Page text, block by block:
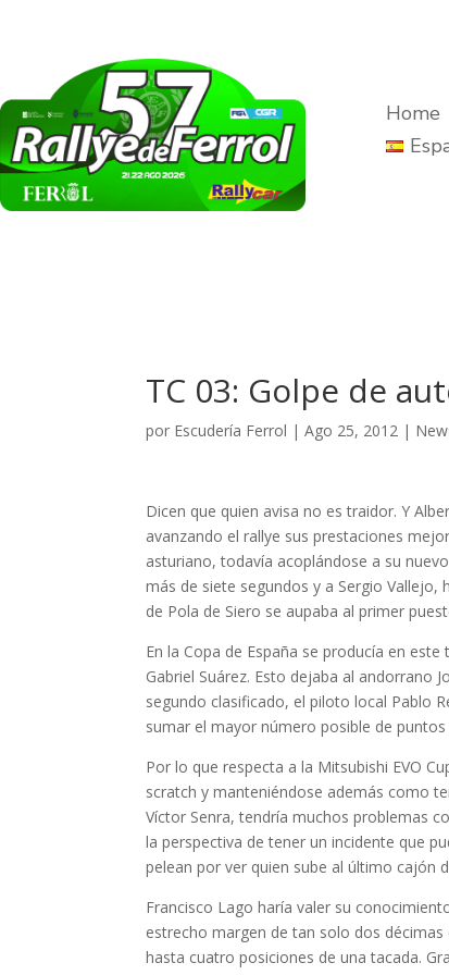
Home
TC 03: Golpe de
por Escudería Ferrol |Ago 25, 2012 |
Dicen que quien avisa no es traidor. Y
avanzando el rallye sus prestaciones
asturiano, todavía acoplándose a su
más de siete segundos y a Sergio
de Pola de Siero se aupaba al primer
En la Copa de España se producía en
Gabriel Suárez. Esto dejaba al andorrano
segundo clasificado, el piloto local Pablo
sumar el mayor número posible de
Por lo que respecta a la Mitsubishi EVO
scratch y manteniéndose además como
Víctor Senra, tendría muchos problemas
la perspectiva de tener un incidente que
pelean por ver quien sube al último cajón
Francisco Lago haría valer su
estrecho margen de tan solo dos
hasta cuatro posiciones de una tacada.